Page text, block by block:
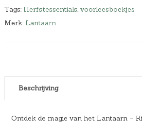
Tags: Herfstessentials, voorleesboekjes
Merk: Lantaarn
Beschrijving
Ontdek de magie van het Lantaarn –